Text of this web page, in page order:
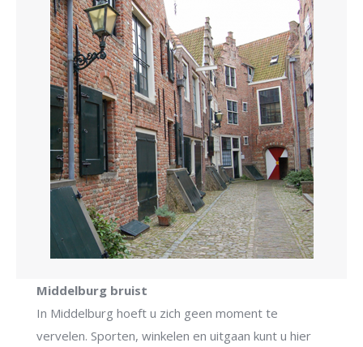
Middelburg bruist
In Middelburg hoeft u zich geen moment te
vervelen. Sporten, winkelen en uitgaan kunt u hier